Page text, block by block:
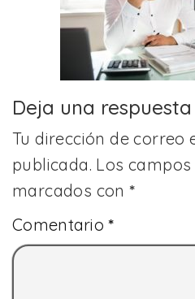
Deja una respuesta
Tu dirección de correo
publicada. Los
marcados con*
Comentario*